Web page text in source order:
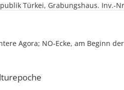
Türkei, Grabungshaus. Inv.-
Agora; NO-Ecke, am Beginn